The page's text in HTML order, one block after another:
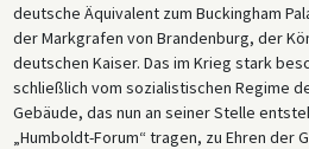
deutsche Äquivalent zum Buckingham
der Markgrafen von Brandenburg, der
deutschen Kaiser. Das im Krieg stark
schließlich vom sozialistischen Regime
Gebäude, das nun an seiner Stelle
„Humboldt-Forum“ tragen, zu Ehren der